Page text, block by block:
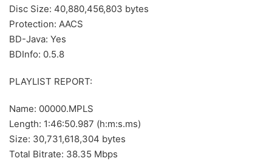
Disc Size: 40,880,456,803 bytes
Protection: AACS
BD-Java: Yes
BDInfo: 0.5.8
PLAYLIST REPORT:
Name: 00000.MPLS
Length: 1:46:50.987 (h:m:s.ms)
Size: 30,731,618,304 bytes
Total Bitrate: 38.35 Mbps